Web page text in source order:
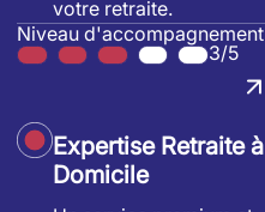
votre retraite.
Niveau d'accompagnement
3/5
Expertise Retraite à
Domicile